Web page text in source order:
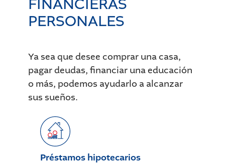
FINANCIERAS
PERSONALES
Ya sea que desee comprar una casa,
pagar deudas, financiar una educación
o más, podemos ayudarlo a alcanzar
sus sueños.
Préstamos hipotecarios